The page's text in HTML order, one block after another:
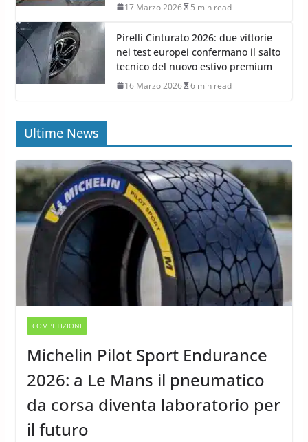
17 Marzo 2026 5 min read
Pirelli Cinturato 2026: due vittorie
nei test europei confermano il salto
tecnico del nuovo estivo premium
16 Marzo 2026 6 min read
Ultime News
COMPETIZIONI
Michelin Pilot Sport Endurance
2026: a Le Mans il pneumatico
da corsa diventa laboratorio per
il futuro